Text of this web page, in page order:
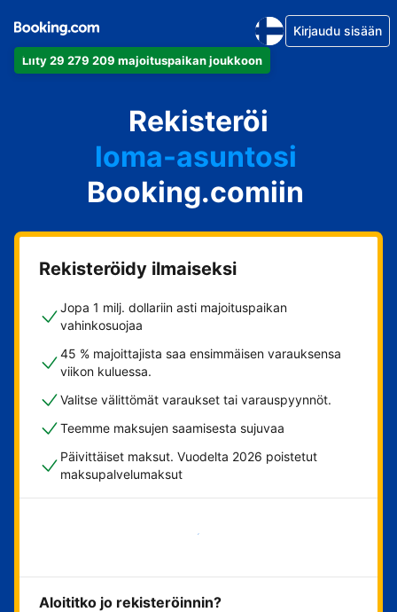
Liity 29 279 209 majoituspaikan joukkoon
Kirjaudu sisään
Rekisteröi
huoneistosi
hotellisi
loma-asuntosi
guesthousesi
bed & breakfastisi
Booking.comiin
Rekisteröidy ilmaiseksi
Jopa 1 milj. dollariin asti majoituspaikan
vahinkosuojaa
45 % majoittajista saa ensimmäisen varauksensa
viikon kuluessa.
Valitse välittömät varaukset tai varauspyynnöt.
Teemme maksujen saamisesta sujuvaa
Päivittäiset maksut. Vuodelta 2026 poistetut
maksupalvelumaksut
Aloita nyt
Aloititko jo rekisteröinnin?